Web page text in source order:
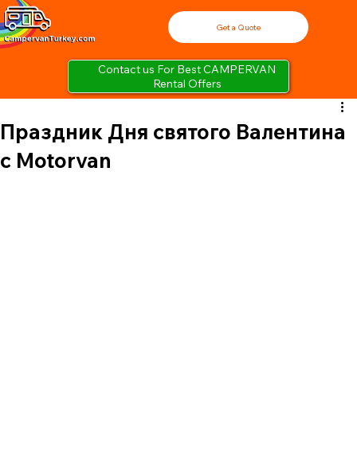
Contact us For Best CAMPERVAN
Rental Offers
Get a Quote
Праздник Дня святого Валентина
с Motorvan